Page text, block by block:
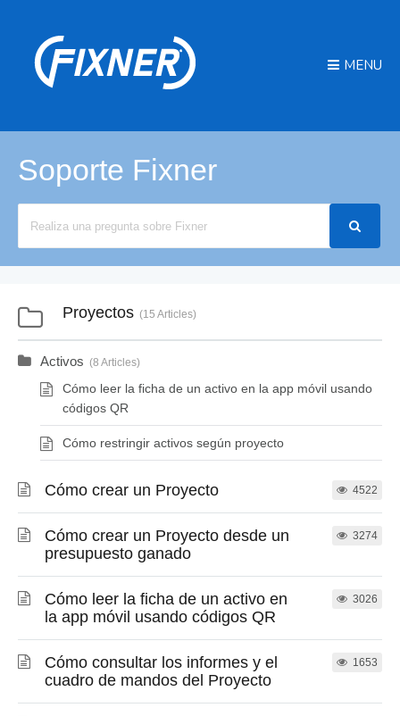
MENU
Soporte Fixner
Proyectos 15 Articles
Activos 8 Articles
Cómo leer la ficha de un activo en la app móvil usando
códigos QR
Cómo restringir activos según proyecto
Cómo crear un Proyecto 4522
Cómo crear un Proyecto desde un
presupuesto ganado
3274
Cómo leer la ficha de un activo en
la app móvil usando códigos QR
3026
Cómo consultar los informes y el
cuadro de mandos del Proyecto
1653